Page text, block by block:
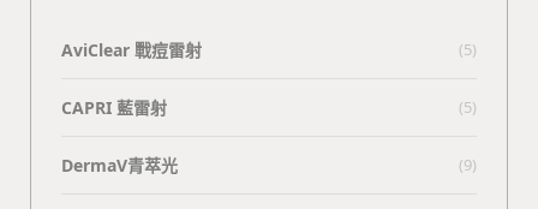
AviClear 戰痘雷射 (5)
CAPRI 藍雷射 (5)
DermaV青萃光 (9)